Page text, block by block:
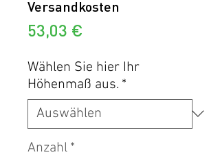
Versandkosten
53,03 €
Wählen Sie hier Ihr
Höhenmaß aus. *
Anzahl *